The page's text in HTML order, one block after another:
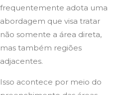
frequentemente adota uma
abordagem que visa tratar
não somente a área direta,
mas também regiões
adjacentes.
Isso acontece por meio do